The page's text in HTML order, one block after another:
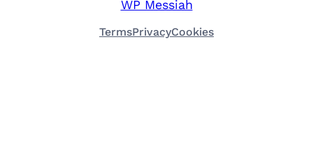
WP Messiah
TermsPrivacyCookies